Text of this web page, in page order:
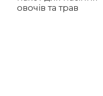
овочів та трав